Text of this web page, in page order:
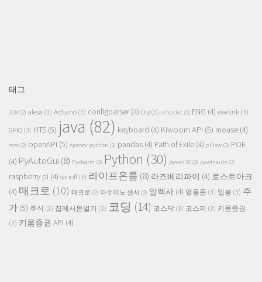
태그
3.3V (2) alexa (3) Arduino (3) configparser(4) Diy (3) echo dot (2) ENG (4) ewelink (3)
GPIO (3) HTS (5) java (82) keyboard (4) Kiwoom API (5) mouse (4)
mss (2) openAPI (5) opencv-python (2) pandas (4) Path of Exile (4) pillow (2) POE
(4) PyAutoGui(8) Pycharm (2) Python (30) pywin32 (2) pywinauto (2)
raspberry pi (4) sonoff(3) 라이프온룸 (8) 라즈베리파이 (4) 로스트아크
(4) 매크로 (10) 메크로 (2) 아두이노 센서 (2) 알렉사 (4) 영웅문 (3) 일봉 (3) 주
가 (5) 주식 (3) 집에서돈벌기 (3) 코딩 (14) 코스닥 (3) 코스피 (3) 키움증권
(3) 키움증권 API (4)